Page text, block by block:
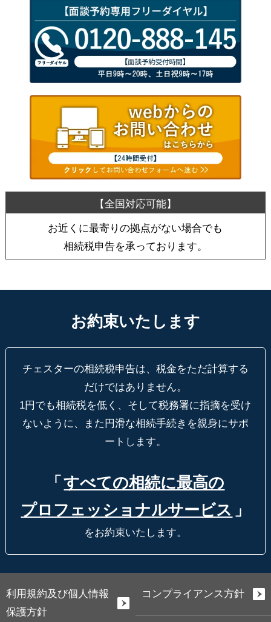
お近くに最寄りの拠点がない場合でも
相続税申告を承っております。
お約束いたします
チェスターの相続税申告は、税金をただ計算する
だけではありません。
1円でも相続税を低く、そして税務署に指摘を受け
ないように、
また円滑な相続手続きを親身にサポ
ートします。
「 すべての相続に最高の
プロフェッショナルサービス 」
をお約束いたします。
利用規約及び個人情報
保護方針
コンプライアンス方針